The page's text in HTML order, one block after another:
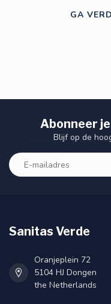
GA
Abonneer
Blijf op de
Sanitas Verde
Oranjeplein 72
5104 HJ Dongen
the Netherlands